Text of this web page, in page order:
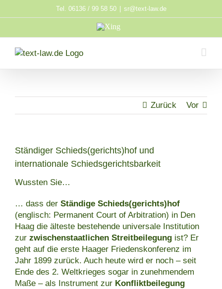
Inhalt
Tel. 06136 / 99 58 50 sr@text-law.de
Xing
Zurück Vor
Ständiger Schieds(gerichts)hof und
internationale Schiedsgerichtsbarkeit
Wussten Sie…
… dass der Ständige Schieds(gerichts)hof
(englisch: Permanent Court of Arbitration) in Den
Haag die älteste bestehende universale Institution
zur zwischenstaatlichen Streitbeilegung ist? Er
geht auf die erste Haager Friedenskonferenz im
Jahr 1899 zurück. Auch heute wird er noch – seit
Ende des 2. Weltkrieges sogar in zunehmendem
Maße – als Instrument zur Konfliktbeilegung